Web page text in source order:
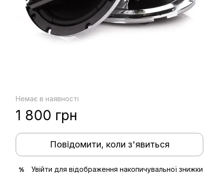
Немає в наявності
1 800 грн
Повідомити, коли з'явиться
% Увійти для відображення накопичувальної знижки